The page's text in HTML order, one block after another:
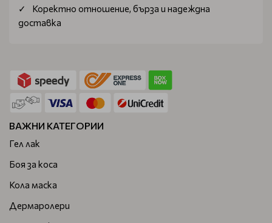
Коректно отношение, бърза и надеждна
доставка
ВАЖНИ КАТЕГОРИИ
Гел лак
Боя за коса
Кола маска
Дермаролери